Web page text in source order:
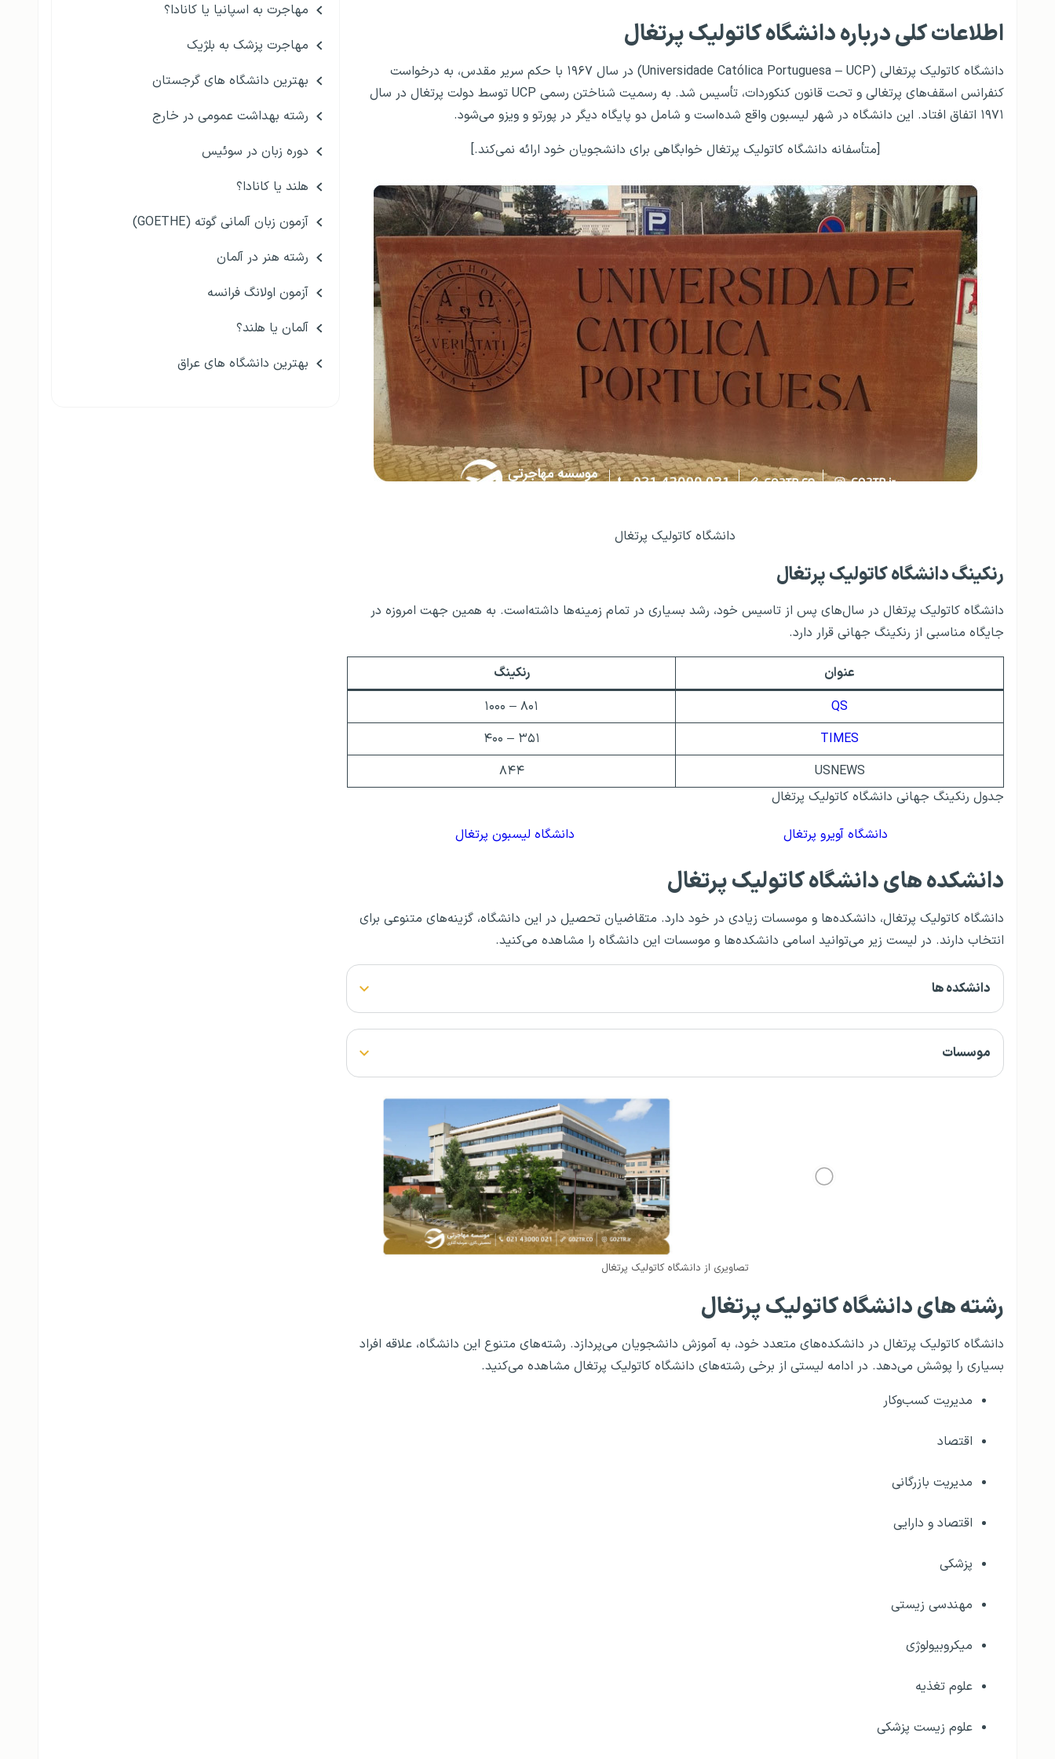
اطلاعات کلی درباره دانشگاه کاتولیک پرتغال
دانشگاه کاتولیک پرتغالی (Universidade Católica Portuguesa – UCP) در سال ۱۹۶۷ با حکم سریر مقدس، به درخواست
کنفرانس اسقف‌های پرتغالی و تحت قانون کنکوردات، تأسیس شد. به رسمیت شناختن رسمی UCP توسط دولت پرتغال در سال
۱۹۷۱ اتفاق افتاد. این دانشگاه در شهر لیسبون واقع شده‌است و شامل دو پایگاه دیگر در پورتو و ویزو می‌شود.
[متأسفانه دانشگاه کاتولیک پرتغال خوابگاهی برای دانشجویان خود ارائه نمی‌کند.]
دانشگاه کاتولیک پرتغال
رنکینگ دانشگاه کاتولیک پرتغال
دانشگاه کاتولیک پرتغال در سال‌های پس از تاسیس خود، رشد بسیاری در تمام زمینه‌ها داشته‌است. به همین جهت امروزه در
جایگاه مناسبی از رنکینگ جهانی قرار دارد.
عنوان
رنکینگ
QS
۸۰۱ – ۱۰۰۰
TIMES
۳۵۱ – ۴۰۰
USNEWS
۸۴۴
جدول رنکینگ جهانی دانشگاه کاتولیک پرتغال
دانشگاه آویرو پرتغال
دانشگاه لیسبون پرتغال
دانشکده های دانشگاه کاتولیک پرتغال
دانشگاه کاتولیک پرتغال، دانشکده‌ها و موسسات زیادی در خود دارد. متقاضیان تحصیل در این دانشگاه، گزینه‌های متنوعی برای
انتخاب دارند. در لیست زیر می‌توانید اسامی دانشکده‌ها و موسسات این دانشگاه را مشاهده می‌کنید.
دانشکده ها
موسسات
تصاویری از دانشگاه کاتولیک پرتغال
رشته های دانشگاه کاتولیک پرتغال
دانشگاه کاتولیک پرتغال در دانشکده‌های متعدد خود، به آموزش دانشجویان می‌پردازد. رشته‌های متنوع این دانشگاه، علاقه افراد
بسیاری را پوشش می‌دهد. در ادامه لیستی از برخی رشته‌های دانشگاه کاتولیک پرتغال مشاهده می‌کنید.
مدیریت کسب‌وکار
اقتصاد
مدیریت بازرگانی
اقتصاد و دارایی
پزشکی
مهندسی زیستی
میکروبیولوژی
علوم تغذیه
علوم زیست پزشکی
مهاجرت به اسپانیا یا کانادا؟
مهاجرت پزشک به بلژیک
بهترین دانشگاه های گرجستان
رشته بهداشت عمومی در خارج
دوره زبان در سوئیس
هلند یا کانادا؟
آزمون زبان آلمانی گوته (GOETHE)
رشته هنر در آلمان
آزمون اولانگ فرانسه
آلمان یا هلند؟
بهترین دانشگاه های عراق